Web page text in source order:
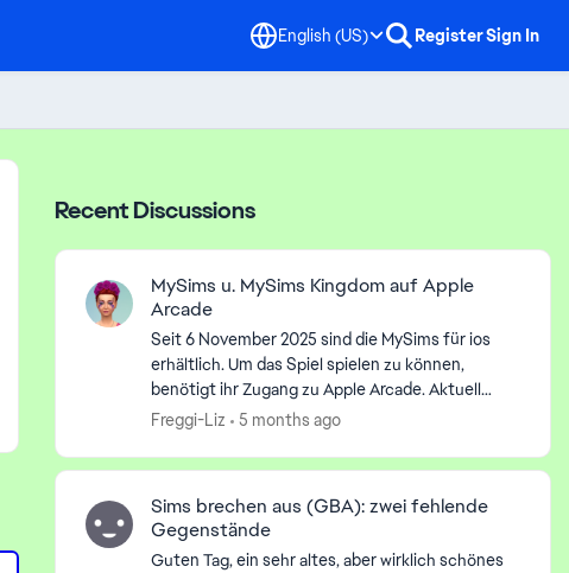
English (US) RegisterSign In
Recent Discussions
MySims u. MySims Kingdom auf Apple
Arcade
Seit 6 November 2025 sind die MySims für ios
erhältlich. Um das Spiel spielen zu können,
benötigt ihr Zugang zu Apple Arcade. Aktuell
kostet eine ABO 6,99 €uro im Monat und kann mit
Freggi-Liz 5 months ago
Sims brechen aus (GBA): zwei fehlende
Gegenstände
Guten Tag, ein sehr altes, aber wirklich schönes